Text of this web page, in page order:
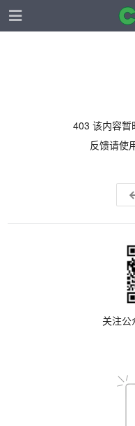
403 该内容暂
反馈请使
关注公